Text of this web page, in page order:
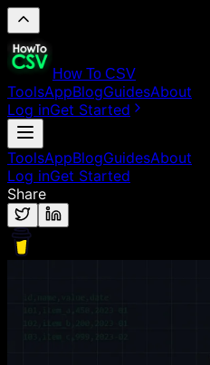
How To CSV
ToolsAppBlogGuidesAbout
Log inGet Started
ToolsAppBlogGuidesAbout
Log inGet Started
Share